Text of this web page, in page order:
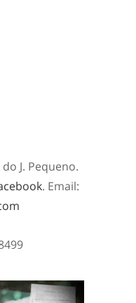
J. Pequeno.
. Email: